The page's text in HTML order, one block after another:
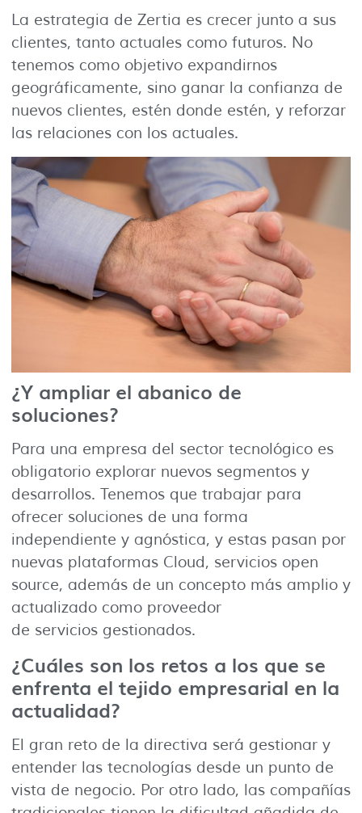
La estrategia de Zertia es crecer junto a sus
clientes, tanto actuales como futuros. No
tenemos como objetivo expandirnos
geográficamente, sino ganar la confianza de
nuevos clientes, estén donde estén, y reforzar
las relaciones con los actuales.
¿Y ampliar el abanico de
soluciones?
Para una empresa del sector tecnológico es
obligatorio explorar nuevos segmentos y
desarrollos. Tenemos que trabajar para
ofrecer soluciones de una forma
independiente y agnóstica, y estas pasan por
nuevas plataformas Cloud, servicios open
source, además de un concepto más amplio y
actualizado como proveedor
de servicios gestionados.
¿Cuáles son los retos a los que se
enfrenta el tejido empresarial en la
actualidad?
El gran reto de la directiva será gestionar y
entender las tecnologías desde un punto de
vista de negocio. Por otro lado, las compañías